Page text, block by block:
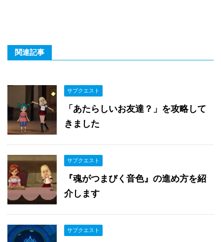
関連記事
サブクエスト
「あたらしいお友達？」を攻略して
きました
サブクエスト
『魂がつまびく音色』の進め方を紹
介します
サブクエスト